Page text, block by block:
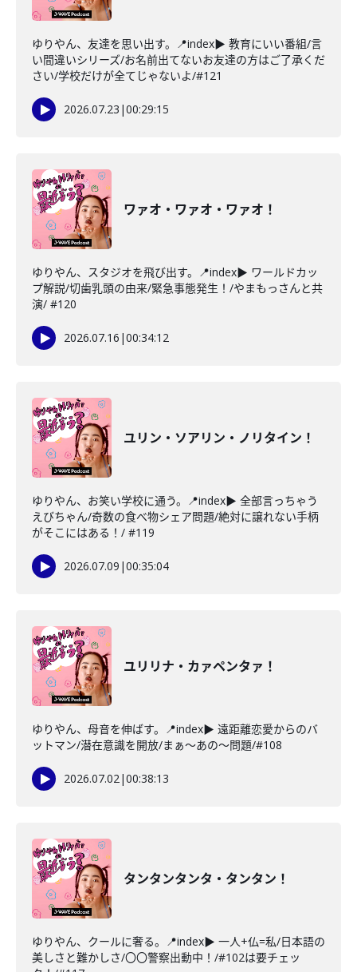
ゆりやん、友達を思い出す。📍index▶ 教育にいい番組/言
い間違いシリーズ/お名前出てないお友達の方はご了承くだ
さい/学校だけが全てじゃないよ/#121
2026.07.23 |00:29:15
ワァオ・ワァオ・ワァオ！
ゆりやん、スタジオを飛び出す。📍index▶ ワールドカッ
プ解説/切歯乳頭の由来/緊急事態発生！/やまもっさんと共
演/ #120
2026.07.16 |00:34:12
ユリン・ソアリン・ノリタイン！
ゆりやん、お笑い学校に通う。📍index▶ 全部言っちゃう
えびちゃん/奇数の食べ物シェア問題/絶対に譲れない手柄
がそこにはある！/ #119
2026.07.09 |00:35:04
ユリリナ・カァペンタァ！
ゆりやん、母音を伸ばす。📍index▶ 遠距離恋愛からのバ
ットマン/潜在意識を開放/まぁ～あの～問題/#108
2026.07.02|00:38:13
タンタンタンタ・タンタン！
ゆりやん、クールに奢る。📍index▶ 一人+仏=私/日本語の
美しさと難かしさ/〇〇警察出動中！/#102は要チェッ